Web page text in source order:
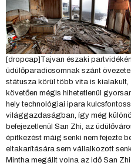
[dropcap]Tajvan északi
üdülőparadicsomnak szánt
státusza körül több vita is
követően mégis hihetetlenül
hely technológiai ipara
világgazdaságban, így még
befejezetlenül San Zhi, az
építkezést máig senki nem fejezte
eltakarítására sem vállalkozott
Mintha megállt volna az idő San